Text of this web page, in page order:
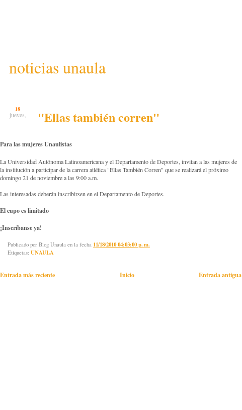
noticias unaula
18
jueves, "Ellas también corren"
Para las mujeres Unaulistas
La Universidad Autónoma Latinoamericana y el Departamento de Deportes, invitan a las mujeres de
la institución a participar de la carrera atlética "Ellas También Corren" que se realizará el próximo
domingo 21 de noviembre a las 9:00 a.m.
Las interesadas deberán inscribirsen en el Departamento de Deportes.
El cupo es limitado
¡Inscríbanse ya!
Publicado por Blog Unaula en la fecha 11/18/2010 04:03:00 p. m.
Etiquetas: UNAULA
Entrada más reciente Entrada antigua
Inicio